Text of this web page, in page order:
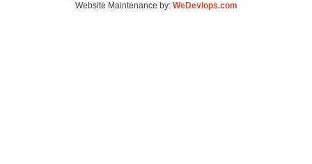
Website Maintenance by: WeDevlops.com